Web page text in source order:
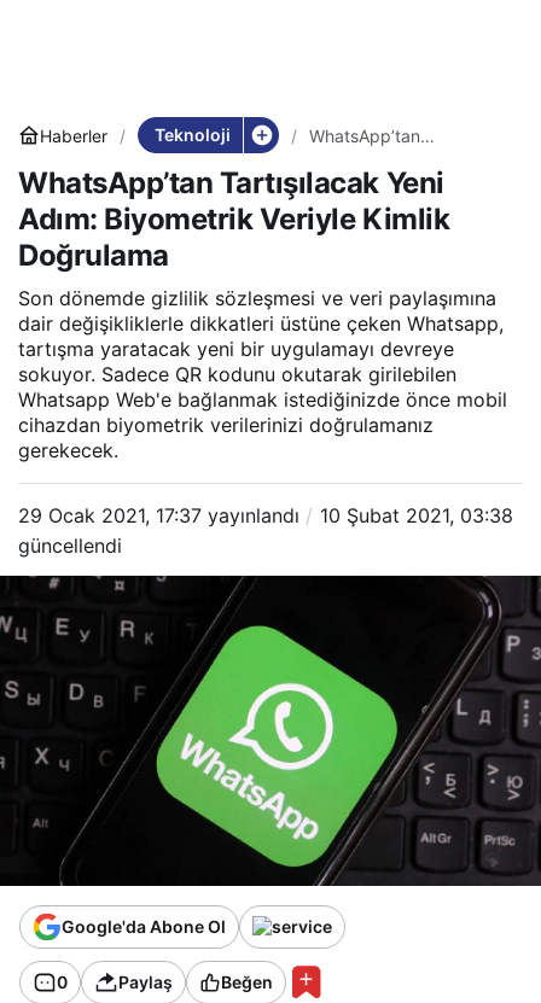
Haberler Teknoloji
WhatsApp’tan
Biyometrik Veriyle Kimlik
Doğrulama
WhatsApp’tan Tartışılacak Yeni
Adım: Biyometrik Veriyle Kimlik
Doğrulama
Son dönemde gizlilik sözleşmesi ve veri paylaşımına
dair değişikliklerle dikkatleri üstüne çeken Whatsapp,
tartışma yaratacak yeni bir uygulamayı devreye
sokuyor. Sadece QR kodunu okutarak girilebilen
Whatsapp Web'e bağlanmak istediğinizde önce mobil
cihazdan biyometrik verilerinizi doğrulamanız
gerekecek.
29 Ocak 2021, 17:37 yayınlandı
10 Şubat 2021, 03:38
güncellendi
Google'da Abone Ol
0 Paylaş Beğen